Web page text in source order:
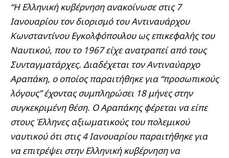
“Η Ελληνική κυβέρνηση ανακοίνωσε στις 7
Ιανουαρίου τον διορισμό του Αντιναυάρχου
Κωνσταντίνου Eγκολφόπουλου ως επικεφαλής του
Ναυτικού, που το 1967 είχε ανατραπεί από τους
Συνταγματάρχες. Διαδέχεται τον Αντιναύαρχο
Αραπάκη, ο οποίος παραιτήθηκε για “προσωπικούς
λόγους” έχοντας συμπληρώσει 18 μήνες στην
συγκεκριμένη θέση. Ο Αραπάκης φέρεται να είπε
στους Έλληνες αξιωματικούς του πολεμικού
ναυτικού ότι στις 4 Ιανουαρίου παραιτήθηκε για
να επιτρέψει στην Ελληνική κυβέρνηση να